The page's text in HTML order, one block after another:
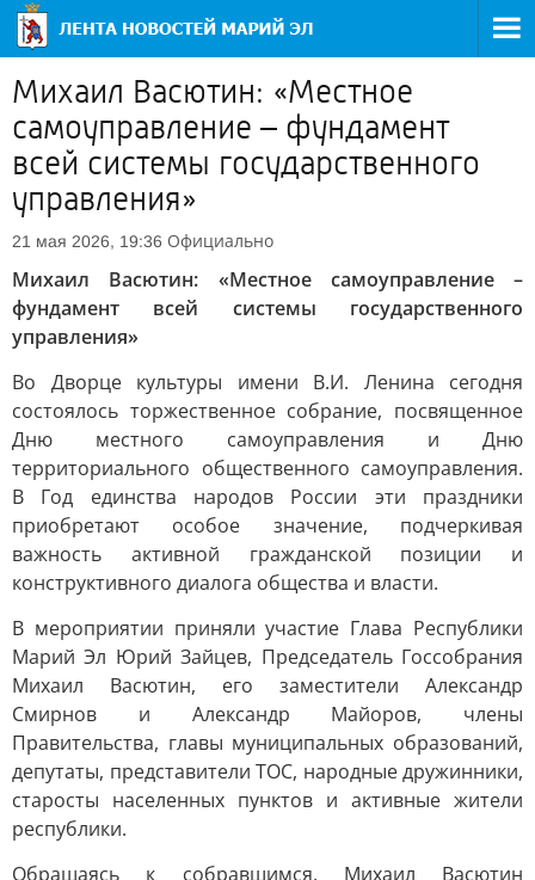
Михаил Васютин: «Местное
самоуправление – фундамент
всей системы государственного
управления»
21 мая 2026, 19:36 Официально
Михаил Васютин: «Местное самоуправление –
фундамент всей системы государственного
управления»
Во Дворце культуры имени В.И. Ленина сегодня
состоялось торжественное собрание, посвященное
Дню местного самоуправления и Дню
территориального общественного самоуправления.
В Год единства народов России эти праздники
приобретают особое значение, подчеркивая
важность активной гражданской позиции и
конструктивного диалога общества и власти.
В мероприятии приняли участие Глава Республики
Марий Эл Юрий Зайцев, Председатель Госсобрания
Михаил Васютин, его заместители Александр
Смирнов и Александр Майоров, члены
Правительства, главы муниципальных образований,
депутаты, представители ТОС, народные дружинники,
старосты населенных пунктов и активные жители
республики.
Обращаясь к собравшимся, Михаил Васютин